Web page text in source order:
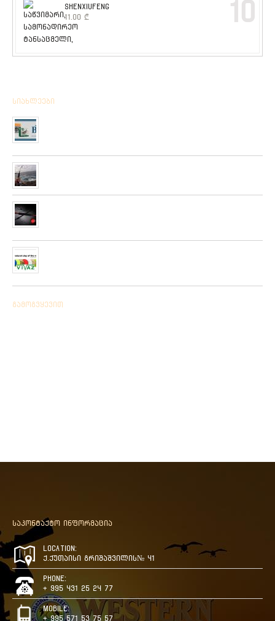
SHENXIUFENG
11.00 ₾ 10
სიახლეები
გამოგვყევით
საკონტაქტო ინფორმაცია
Location:
ქ.ქუთაისი გრიშაშვილის№ 41
Phone:
+ 995 431 25 24 77
Mobile:
+ 995 571 53 75 57